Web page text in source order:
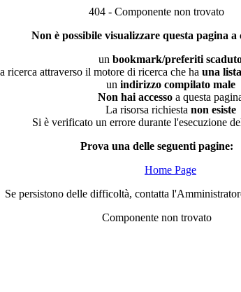
404 - Componente non trovato
Non è possibile visualizzare questa pagina a
un bookmark/preferiti
ricerca attraverso il motore di ricerca che ha una
un indirizzo compilato male
Non hai accesso a questa
La risorsa richiesta non esiste
Si è verificato un errore durante l'esecuzione
Prova una delle seguenti pagine:
Home Page
Se persistono delle difficoltà, contatta
Componente non trovato